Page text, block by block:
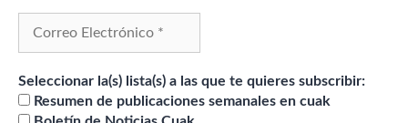
Seleccionar la(s) lista(s) a las que te quieres subscribir:
Resumen de publicaciones semanales en cuak